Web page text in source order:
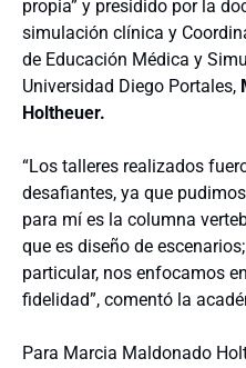
propia” y presidido por la
simulación clínica y
de Educación Médica y
Universidad Diego Portales,
Holtheuer.
“Los talleres realizados
desafiantes, ya que
para mí es la columna
que es diseño de
particular, nos enfocamos
fidelidad”, comentó la
Para Marcia Maldonado